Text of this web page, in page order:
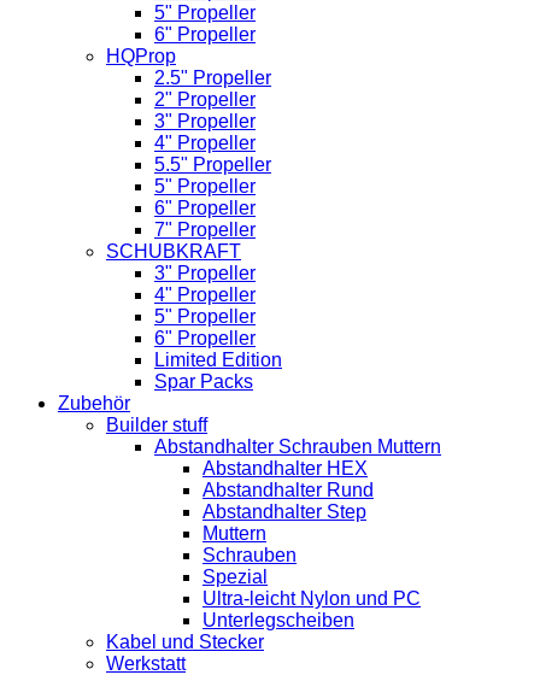
5" Propeller
6" Propeller
HQProp
2.5" Propeller
2" Propeller
3" Propeller
4" Propeller
5.5" Propeller
5" Propeller
6" Propeller
7" Propeller
SCHUBKRAFT
3" Propeller
4" Propeller
5" Propeller
6" Propeller
Limited Edition
Spar Packs
Zubehör
Builder stuff
Abstandhalter Schrauben Muttern
Abstandhalter HEX
Abstandhalter Rund
Abstandhalter Step
Muttern
Schrauben
Spezial
Ultra-leicht Nylon und PC
Unterlegscheiben
Kabel und Stecker
Werkstatt